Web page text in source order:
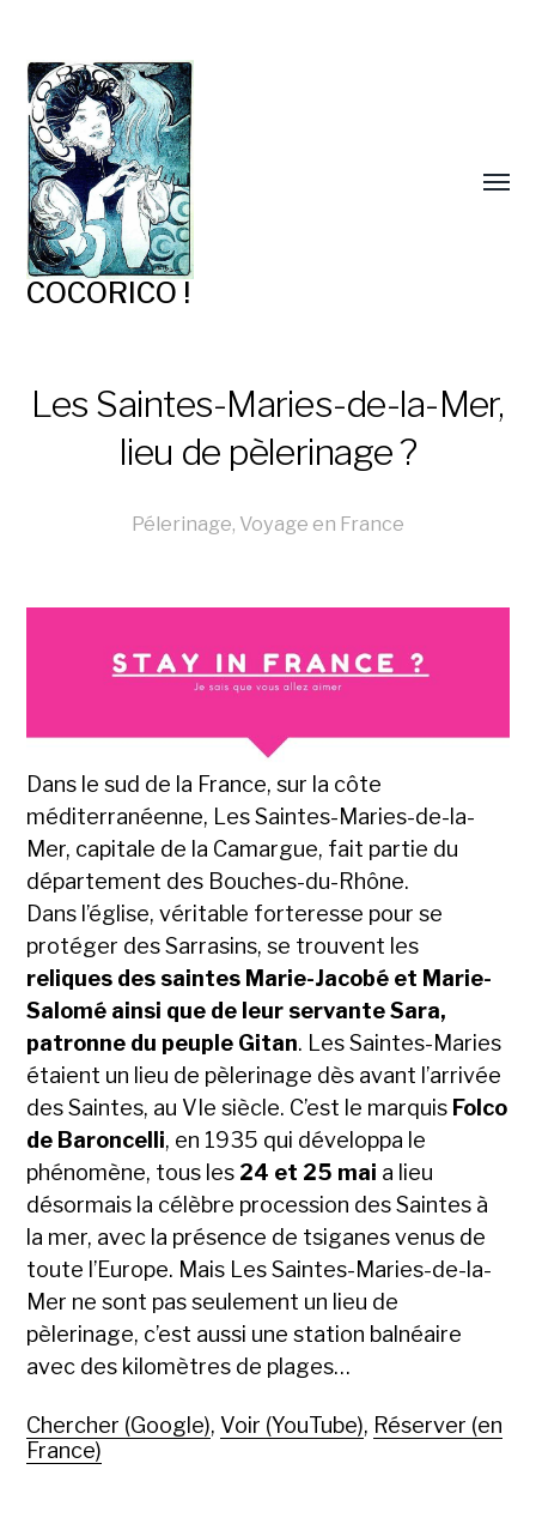
COCORICO !
Les Saintes-Maries-de-la-Mer,
lieu de pèlerinage ?
Pélerinage, Voyage en France
Dans le sud de la France, sur la côte
méditerranéenne, Les Saintes-Maries-de-la-
Mer, capitale de la Camargue, fait partie du
département des Bouches-du-Rhône.
Dans l’église, véritable forteresse pour se
protéger des Sarrasins, se trouvent les
reliques des saintes Marie-Jacobé et Marie-
Salomé ainsi que de leur servante Sara,
patronne du peuple Gitan. Les Saintes-Maries
étaient un lieu de pèlerinage dès avant l’arrivée
des Saintes, au VIe siècle. C’est le marquis Folco
de Baroncelli, en 1935 qui développa le
phénomène, tous les 24 et 25 mai a lieu
désormais la célèbre procession des Saintes à
la mer, avec la présence de tsiganes venus de
toute l’Europe. Mais Les Saintes-Maries-de-la-
Mer ne sont pas seulement un lieu de
pèlerinage, c’est aussi une station balnéaire
avec des kilomètres de plages…
Chercher (Google), Voir (YouTube), Réserver (en
France)